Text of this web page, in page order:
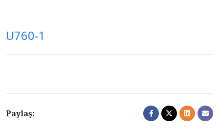
U760-1
Paylaş: